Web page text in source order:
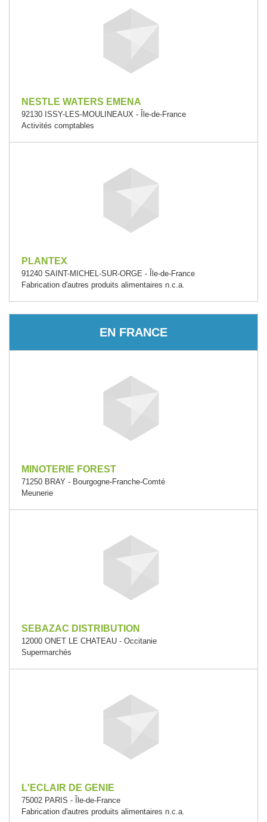
NESTLE WATERS EMENA
92130 ISSY-LES-MOULINEAUX - Île-de-France
Activités comptables
PLANTEX
91240 SAINT-MICHEL-SUR-ORGE - Île-de-France
Fabrication d'autres produits alimentaires n.c.a.
EN FRANCE
MINOTERIE FOREST
71250 BRAY - Bourgogne-Franche-Comté
Meunerie
SEBAZAC DISTRIBUTION
12000 ONET LE CHATEAU - Occitanie
Supermarchés
L'ECLAIR DE GENIE
75002 PARIS - Île-de-France
Fabrication d'autres produits alimentaires n.c.a.